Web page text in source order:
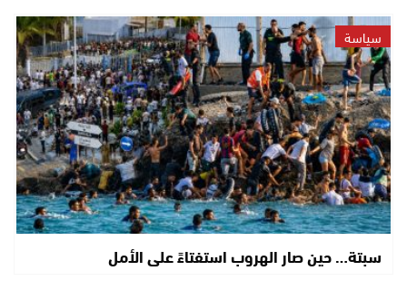
سياسة
سبتة… حين صار الهروب استفتاءً على الأمل